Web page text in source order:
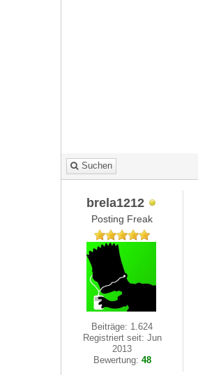
Suchen
brela1212
Posting Freak
Beiträge: 1.624
Registriert seit: Jun
2013
Bewertung: 48